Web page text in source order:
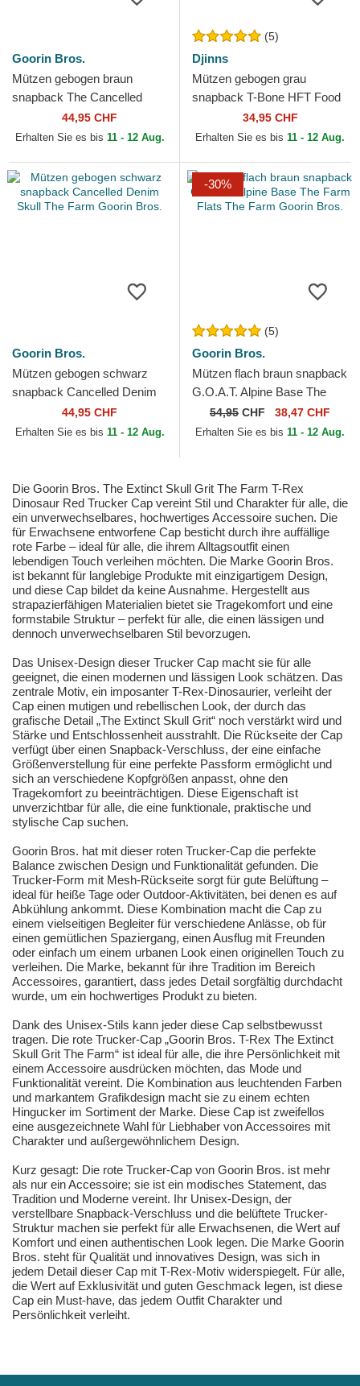
Goorin Bros.
Mützen gebogen braun
snapback The Cancelled
Skull Grit The Farm Goorin
Bros.
44,95 CHF
Erhalten Sie es bis 11 - 12 Aug.
(5)
Djinns
Mützen gebogen grau
snapback T-Bone HFT Food
von Djinns34,95 CHF
Erhalten Sie es bis 11 - 12 Aug.
Goorin Bros.
Mützen gebogen schwarz
snapback Cancelled Denim
Skull The Farm Goorin Bros.
44,95 CHF
Erhalten Sie es bis 11 - 12 Aug.
-30%
(5)
Goorin Bros.
Mützen flach braun snapback
G.O.A.T. Alpine Base The
Farm Flats The Farm Goorin
Bros.
54,95 CHF 38,47 CHF
Erhalten Sie es bis 11 - 12 Aug.
Die Goorin Bros. The Extinct Skull Grit The Farm T-Rex
Dinosaur Red Trucker Cap vereint Stil und Charakter für alle, die
ein unverwechselbares, hochwertiges Accessoire suchen. Die
für Erwachsene entworfene Cap besticht durch ihre auffällige
rote Farbe – ideal für alle, die ihrem Alltagsoutfit einen
lebendigen Touch verleihen möchten. Die Marke Goorin Bros.
ist bekannt für langlebige Produkte mit einzigartigem Design,
und diese Cap bildet da keine Ausnahme. Hergestellt aus
strapazierfähigen Materialien bietet sie Tragekomfort und eine
formstabile Struktur – perfekt für alle, die einen lässigen und
dennoch unverwechselbaren Stil bevorzugen.
Das Unisex-Design dieser Trucker Cap macht sie für alle
geeignet, die einen modernen und lässigen Look schätzen. Das
zentrale Motiv, ein imposanter T-Rex-Dinosaurier, verleiht der
Cap einen mutigen und rebellischen Look, der durch das
grafische Detail „The Extinct Skull Grit“ noch verstärkt wird und
Stärke und Entschlossenheit ausstrahlt. Die Rückseite der Cap
verfügt über einen Snapback-Verschluss, der eine einfache
Größenverstellung für eine perfekte Passform ermöglicht und
sich an verschiedene Kopfgrößen anpasst, ohne den
Tragekomfort zu beeinträchtigen. Diese Eigenschaft ist
unverzichtbar für alle, die eine funktionale, praktische und
stylische Cap suchen.
Goorin Bros. hat mit dieser roten Trucker-Cap die perfekte
Balance zwischen Design und Funktionalität gefunden. Die
Trucker-Form mit Mesh-Rückseite sorgt für gute Belüftung –
ideal für heiße Tage oder Outdoor-Aktivitäten, bei denen es auf
Abkühlung ankommt. Diese Kombination macht die Cap zu
einem vielseitigen Begleiter für verschiedene Anlässe, ob für
einen gemütlichen Spaziergang, einen Ausflug mit Freunden
oder einfach um einem urbanen Look einen originellen Touch zu
verleihen. Die Marke, bekannt für ihre Tradition im Bereich
Accessoires, garantiert, dass jedes Detail sorgfältig durchdacht
wurde, um ein hochwertiges Produkt zu bieten.
Dank des Unisex-Stils kann jeder diese Cap selbstbewusst
tragen. Die rote Trucker-Cap „Goorin Bros. T-Rex The Extinct
Skull Grit The Farm“ ist ideal für alle, die ihre Persönlichkeit mit
einem Accessoire ausdrücken möchten, das Mode und
Funktionalität vereint. Die Kombination aus leuchtenden Farben
und markantem Grafikdesign macht sie zu einem echten
Hingucker im Sortiment der Marke. Diese Cap ist zweifellos
eine ausgezeichnete Wahl für Liebhaber von Accessoires mit
Charakter und außergewöhnlichem Design.
Kurz gesagt: Die rote Trucker-Cap von Goorin Bros. ist mehr
als nur ein Accessoire; sie ist ein modisches Statement, das
Tradition und Moderne vereint. Ihr Unisex-Design, der
verstellbare Snapback-Verschluss und die belüftete Trucker-
Struktur machen sie perfekt für alle Erwachsenen, die Wert auf
Komfort und einen authentischen Look legen. Die Marke Goorin
Bros. steht für Qualität und innovatives Design, was sich in
jedem Detail dieser Cap mit T-Rex-Motiv widerspiegelt. Für alle,
die Wert auf Exklusivität und guten Geschmack legen, ist diese
Cap ein Must-have, das jedem Outfit Charakter und
Persönlichkeit verleiht.